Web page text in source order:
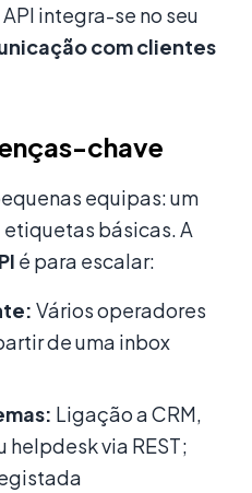
integra-se no seu
com clientes
chave
equipas: um
básicas. A
é para escalar:
Vários operadores
de uma inbox
Ligação a CRM,
helpdesk via REST;